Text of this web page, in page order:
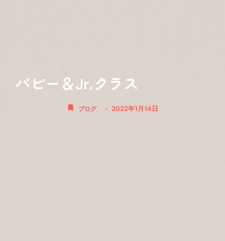
パピー＆Jr.クラス
ブログ - 2022年1月14日